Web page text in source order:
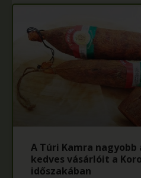
A Túri Kamra
kedves vásárlóit a
időszakában